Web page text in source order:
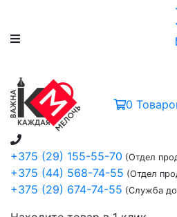
+375 (29) 155-55-70 (Отдел
+375 (44) 568-74-55 (Отдел
+375 (29) 674-74-55 (Служба
0